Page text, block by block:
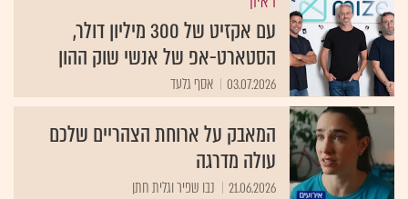
עם אקזיט של 300 מיליון דולר,
הסטארט-אפ של אנשי שוק ההון
03.07.2026 אסף גלעד
המאבק על ארוחת הצהריים שלכם
עולה מדרגה
21.06.2026 נבו שפיר וגלית חתן